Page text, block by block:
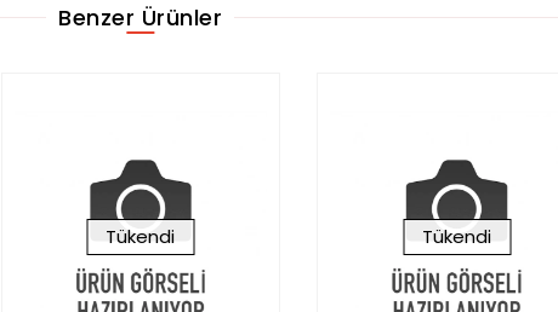
Benzer Ürünler
Tükendi Tükendi